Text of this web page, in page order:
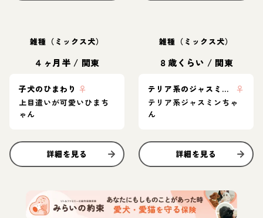
雑種（ミックス犬）
４ヶ月半 / 関東
子犬のひまわり ♀
上目遣いが可愛いひまち
ゃん
詳細を見る
雑種（ミックス犬）
８歳くらい / 関東
テリア系のジャスミンちゃん
♀
テリア系ジャスミンちゃ
ん
詳細を見る